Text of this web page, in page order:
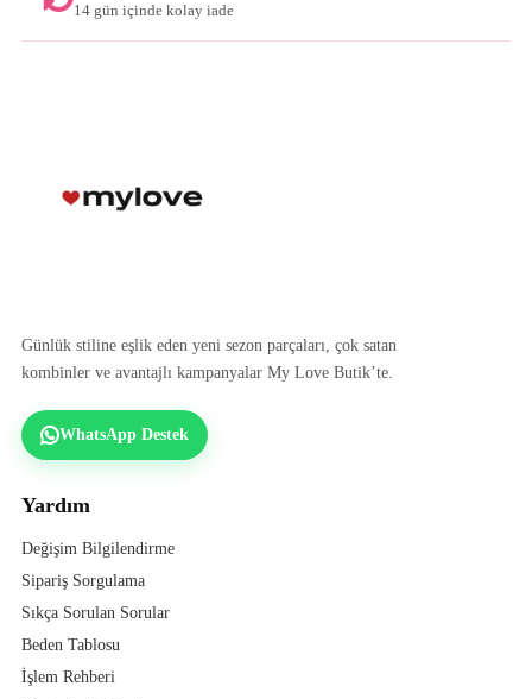
14 gün içinde kolay iade
Günlük stiline eşlik eden yeni sezon parçaları, çok satan
kombinler ve avantajlı kampanyalar My Love Butik’te.
WhatsApp Destek
Yardım
Değişim Bilgilendirme
Sipariş Sorgulama
Sıkça Sorulan Sorular
Beden Tablosu
İşlem Rehberi